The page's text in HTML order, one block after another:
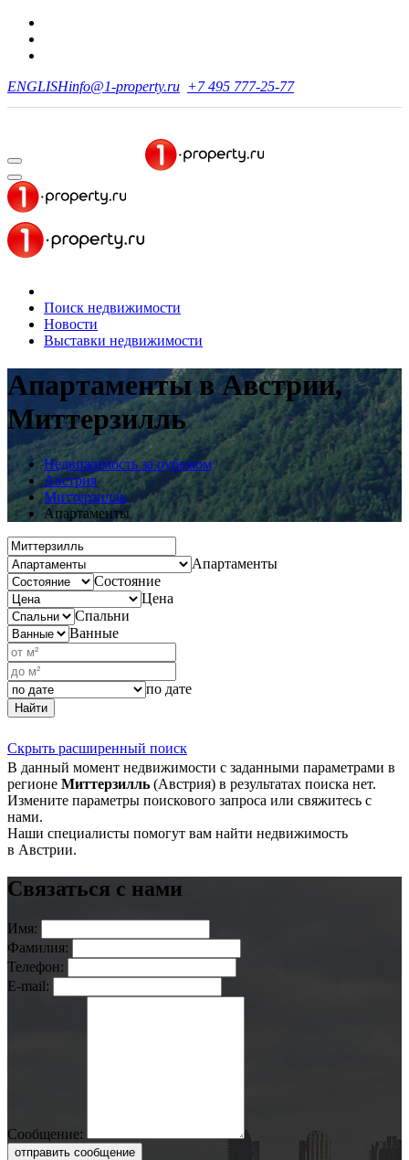
ENGLISHinfo@1-property.ru +7 495 777-25-77
Поиск недвижимости
Новости
Выставки недвижимости
Апартаменты в Австрии,
Миттерзилль
Недвижимость за рубежом
Австрия
Миттерзилль
Апартаменты
Апартаменты
Состояние
Цена
Спальни
Ванные
по дате
Найти
Скрыть расширенный поиск
В данный момент недвижимости с заданными параметрами в
регионе Миттерзилль (Австрия) в результатах поиска нет.
Измените параметры поискового запроса или свяжитесь с
нами.
Наши специалисты помогут вам найти недвижимость
в Австрии.
Связаться с нами
Имя:
Фамилия:
Телефон:
E-mail:
Сообщение:
отправить сообщение